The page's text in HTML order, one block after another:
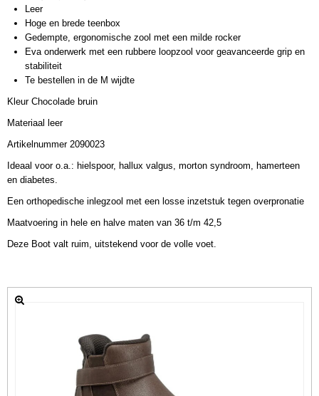
Leer
Hoge en brede teenbox
Gedempte, ergonomische zool met een milde rocker
Eva onderwerk met een rubbere loopzool voor geavanceerde grip en
stabiliteit
Te bestellen in de M wijdte
Kleur Chocolade bruin
Materiaal leer
Artikelnummer 2090023
Ideaal voor o.a.: hielspoor, hallux valgus, morton syndroom, hamerteen
en diabetes.
Een orthopedische inlegzool met een losse inzetstuk tegen overpronatie
Maatvoering in hele en halve maten van 36 t/m 42,5
Deze Boot valt ruim, uitstekend voor de volle voet.